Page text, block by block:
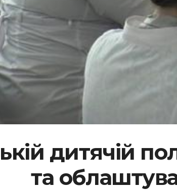
дитячій
та